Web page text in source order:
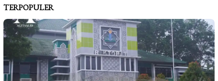
TERPOPULER